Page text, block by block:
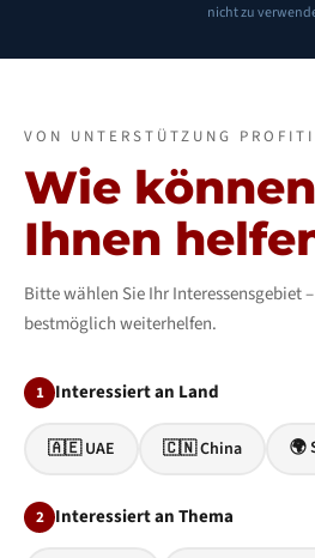
nicht zu
VON UNTERSTÜTZUNG
Wie
Ihnen
Bitte wählen Sie Ihr Interessensgebiet
bestmöglich weiterhelfen.
1 Interessiert an Land
🇦🇪 UAE 🇨🇳 China 🌍
2 Interessiert an Thema